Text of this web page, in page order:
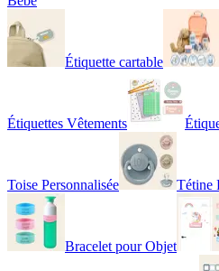
Étiquette cartable
Étiquettes Vêtements
Toise Personnalisée Tétine
Bracelet pour Objet